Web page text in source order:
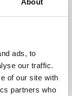
ads, to
our traffic.
of our site with
partners who